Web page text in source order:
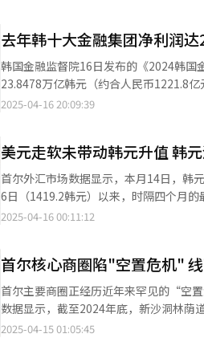
危机以来的最低水平。 与此同时，家庭债务上升、楼市波动以及金融市场整体不稳，再加上补充预算进展及美国联邦
公开市场委员会（FOMC）会议相关的不确定性，
影响，韩国五大商业银行（KB国民、新
尽管3月增速有所放缓，但截至本月10日，家
韩国国内生产总值（GDP）增长率可能
成下行压力，有必要密切关注外汇市场
国央行正采取更为审慎的态度，力求在推动经济增长的同
冲击出口，内需复苏缓慢的背景下，韩
示，尽管5月宣布再次降息的可能性有所扩大，但
央行大楼，韩国银行行长李昌镛出席金
去年韩十大金融集团净利润
韩国金融监督院16日发布的《2024韩国
23.8478万亿韩元（约合人民币1221.8亿元），同比增长10.8%。 目
团、新韩金融集团、韩亚金融集团、友
6.3%。从子公司资产比重来看，商业银
融机构（6.3%）。 具体来看，商业银行总资产同比增长6.3%，达167.1万亿韩元；金融投资同比增长11%，达40.1
万亿韩元；保险同比增长5.3%，达12.7
利润同比增长6.3%，达9628亿韩元；
元；信贷公司则同比减少5.8%，达1591亿韩元。 数据显示，去年十大金融集团不良贷款率为
杆比率微降0.9个百分点至113.3%。 韩国金融监督院分析称，去年韩国金融集团总资产规模保持增长态势，整体业绩
表现良好，较前一年实现稳步提升。但去
四大金融集团【图片提供 韩联社】
2025-04-16 20:09:39
美元走软未带动韩元升值 韩
首尔外汇市场数据显示，本月14日，韩
6日（1419.2韩元）以来，时隔四个月的最低收盘价。 市场分析认为，此次韩元汇率下
潮影响。美国总统特朗普推动的关税政策引发
近三年新低。相较今年1月13日的峰值，美元贬值达到10.53%。 值得
管美元指数下跌超10%，但同期韩元兑美
分析指出，特朗普提出的互征关税政策
汇率构成压力。特别是考虑到中国作为
著。 新韩银行研究员白石贤（音）表示：“尽管美国暂缓加征关税让市场获得喘息，但中美贸易紧张局势仍在持续。
2025-04-16 00:11:12
首尔核心商圈陷"空置危机"
首尔主要商圈正经历近年来罕见的“空
数据显示，截至2024年底，新沙洞林荫
（14.4%）、汉南·梨泰院（11.5%）等
2025-04-15 01:05:45